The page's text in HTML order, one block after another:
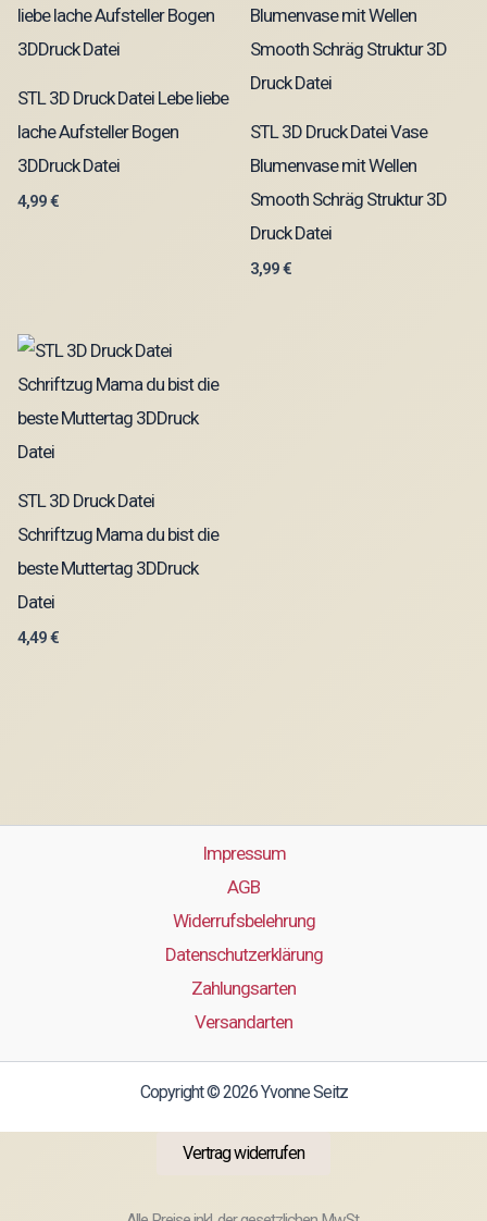
STL 3D Druck Datei Lebe liebe
lache Aufsteller Bogen
3DDruck Datei
4,99€
STL 3D Druck Datei Vase
Blumenvase mit Wellen
Smooth Schräg Struktur 3D
Druck Datei
3,99€
STL 3D Druck Datei
Schriftzug Mama du bist die
beste Muttertag 3DDruck
Datei
4,49€
Impressum
AGB
Widerrufsbelehrung
Datenschutzerklärung
Zahlungsarten
Versandarten
Copyright © 2026 Yvonne Seitz
Vertrag widerrufen